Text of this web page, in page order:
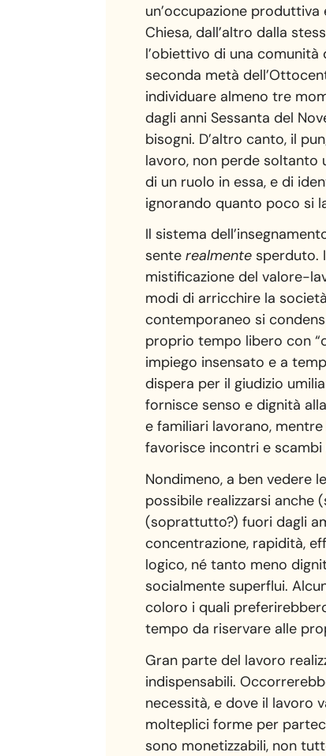
un’occupazione
Chiesa, dall’altro dalla
l’obiettivo di una
seconda metà
individuare almeno tre
dagli anni Sessanta del
bisogni. D’altro canto, il
lavoro, non perde soltanto
di un ruolo in essa, e di
ignorando quanto poco si
Il sistema
senterealmente sperduto.
mistificazione del valore-
modi di arricchire la
contemporaneo si
proprio tempo libero con
impiego insensato e a
dispera per il giudizio
fornisce senso e dignità
e familiari lavorano,
favorisce incontri e
Nondimeno, a ben vedere
possibile realizzarsi anche
(soprattutto?) fuori dagli
concentrazione, rapidità,
logico, né tanto meno
socialmente superflui.
coloro i quali
tempo da riservare alle
Gran parte del lavoro
indispensabili.
necessità, e dove il lavoro
molteplici forme per
sono monetizzabili, non